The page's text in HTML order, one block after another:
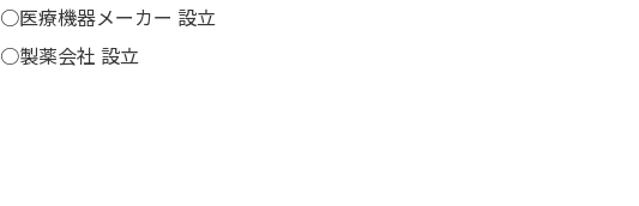
○医療機器メーカー 設立
○製薬会社 設立